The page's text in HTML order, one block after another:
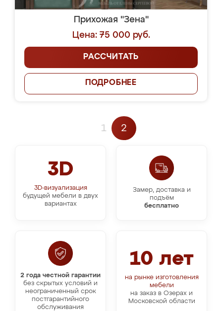
Прихожая "Зена"
Цена: 75 000 руб.
РАССЧИТАТЬ
ПОДРОБНЕЕ
1 2
3D
3D-визуализация
будущей мебели в двух
вариантах
Замер, доставка и
подъём
бесплатно
10 лет
на рынке изготовления
мебели
на заказ в Озерах и
Московской области
2 года честной гарантии
без скрытых условий и
неограниченный срок
постгарантийного
обслуживания